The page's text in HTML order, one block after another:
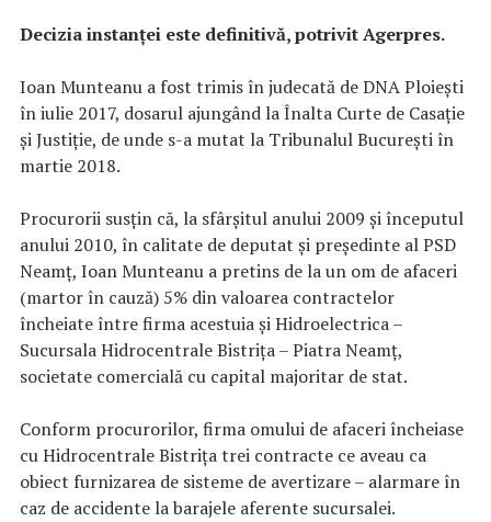
Decizia instanţei este definitivă, potrivit Agerpres.
Ioan Munteanu a fost trimis în judecată de DNA Ploieşti
în iulie 2017, dosarul ajungând la Înalta Curte de Casaţie
şi Justiţie, de unde s-a mutat la Tribunalul Bucureşti în
martie 2018.
Procurorii susţin că, la sfârşitul anului 2009 şi începutul
anului 2010, în calitate de deputat şi preşedinte al PSD
Neamţ, Ioan Munteanu a pretins de la un om de afaceri
(martor în cauză) 5% din valoarea contractelor
încheiate între firma acestuia şi Hidroelectrica –
Sucursala Hidrocentrale Bistriţa – Piatra Neamţ,
societate comercială cu capital majoritar de stat.
Conform procurorilor, firma omului de afaceri încheiase
cu Hidrocentrale Bistriţa trei contracte ce aveau ca
obiect furnizarea de sisteme de avertizare – alarmare în
caz de accidente la barajele aferente sucursalei.